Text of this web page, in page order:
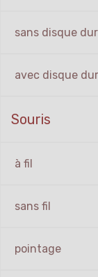
sans disque dur
avec disque dur
Souris
à fil
sans fil
pointage